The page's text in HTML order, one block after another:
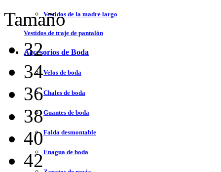
Vestidos de la madre largo
Vestidos de traje de pantalón
Accesorios de Boda
Velos de boda
Chales de boda
Guantes de boda
Falda desmontable
Enagua de boda
Tamaño
32
34
36
38
40
42